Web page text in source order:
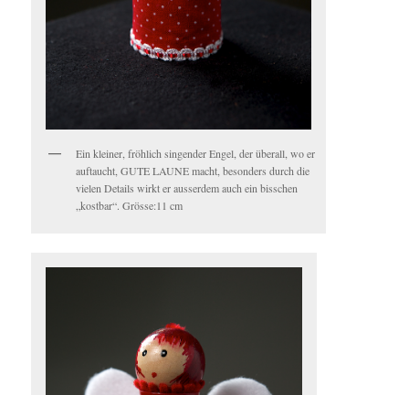
Ein kleiner, fröhlich singender Engel, der überall, wo er
auftaucht, GUTE LAUNE macht, besonders durch die
vielen Details wirkt er ausserdem auch ein bisschen
„kostbar“. Grösse:11 cm